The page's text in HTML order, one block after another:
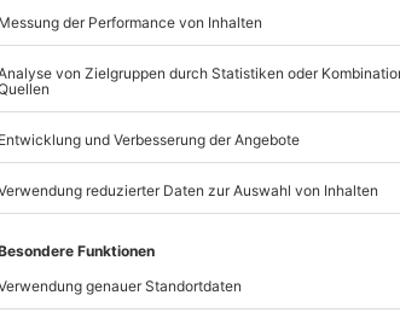
verfügbar
Jahren nur mit Einverständniserklärung
m
psychische Beeinträchtigungen
mydays
Mühldorfstraße 8
81671
Zeiten, außer an bundesweiten